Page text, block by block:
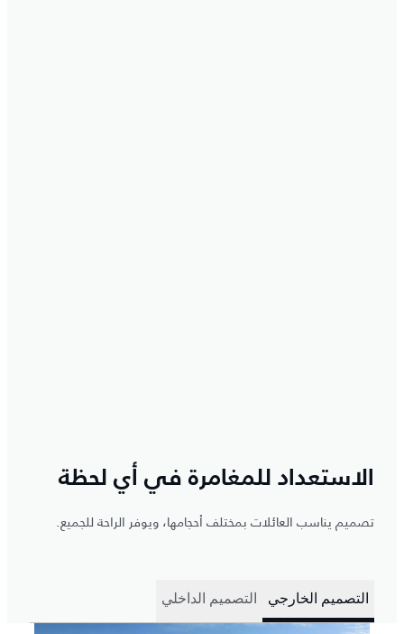
الاستعداد للمغامرة في أي لحظة
تصميم يناسب العائلات بمختلف أحجامها، ويوفر الراحة للجميع.
التصميم الخارجي التصميم الداخلي